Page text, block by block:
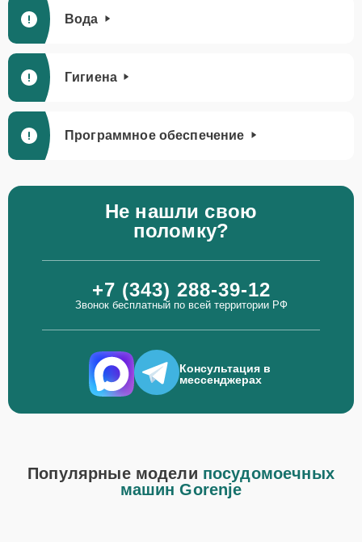
Вода
Гигиена
Программное обеспечение
Не нашли свою
поломку?
+7 (343) 288-39-12
Звонок бесплатный по всей территории РФ
Консультация в
мессенджерах
Популярные модели посудомоечных
машин Gorenje